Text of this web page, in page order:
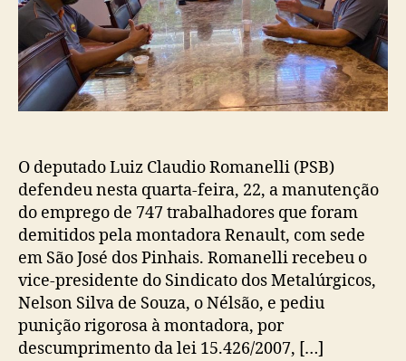
O deputado Luiz Claudio Romanelli (PSB)
defendeu nesta quarta-feira, 22, a manutenção
do emprego de 747 trabalhadores que foram
demitidos pela montadora Renault, com sede
em São José dos Pinhais. Romanelli recebeu o
vice-presidente do Sindicato dos Metalúrgicos,
Nelson Silva de Souza, o Nélsão, e pediu
punição rigorosa à montadora, por
descumprimento da lei 15.426/2007, […]